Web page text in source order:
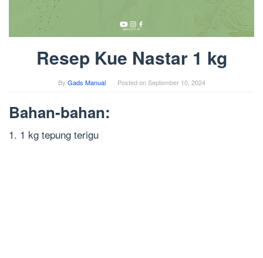
Resep Kue Nastar 1 kg
By Gads Manual Posted onSeptember 10, 2024
Bahan-bahan:
1. 1 kg tepung terigu